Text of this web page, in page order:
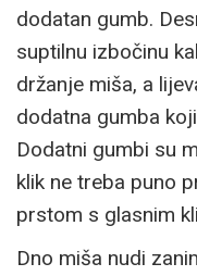
dodatan gumb.
suptilnu izbočinu
držanje miša, a
dodatna gumba
Dodatni gumbi su
klik ne treba puno
prstom s glasnim
Dno miša nudi